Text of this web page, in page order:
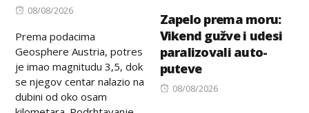
Posted
08/08/2026
Prema podacima
Geosphere Austria, potres
je imao magnitudu 3,5, dok
se njegov centar nalazio na
dubini od oko osam
Zapelo prema moru:
Vikend gužve i udesi
paralizovali auto-
puteve
Posted
08/08/2026